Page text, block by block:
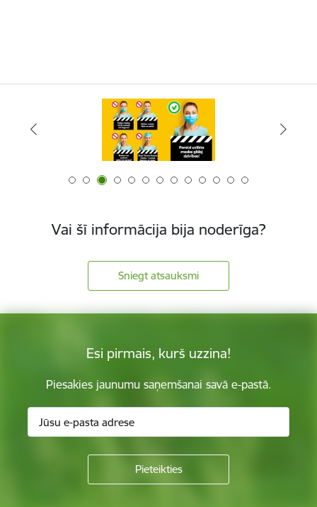
Vai šī informācija bija noderīga?
Sniegt atsauksmi
Esi pirmais, kurš uzzina!
Piesakies jaunumu saņemšanai savā e-pastā.